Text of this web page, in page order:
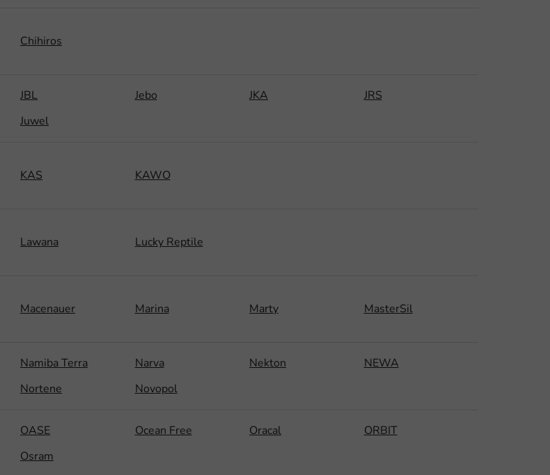
Chihiros
JBL Jebo JKA
JRS
Juwel
KAS KAWO
Lawana Lucky Reptile
Macenauer Marina Marty MasterSil
Namiba Terra Narva Nekton
NEWA
Nortene
Novopol
OASE Ocean Free Oracal
ORBIT
Osram